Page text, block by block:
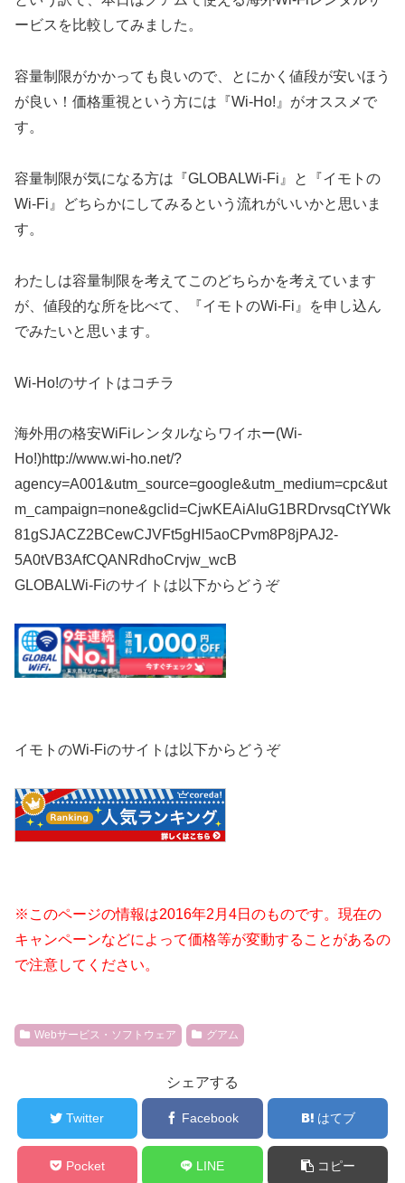
ービスを比較してみました。
容量制限がかかっても良いので、とにかく値段が安いほう
が良い！価格重視という方には『Wi-Ho!』がオススメで
す。
容量制限が気になる方は『GLOBALWi-Fi』と『イモトの
Wi-Fi』どちらかにしてみるという流れがいいかと思いま
す。
わたしは容量制限を考えてこのどちらかを考えています
が、値段的な所を比べて、『イモトのWi-Fi』を申し込ん
でみたいと思います。
Wi-Ho!のサイトはコチラ
海外用の格安WiFiレンタルならワイホー(Wi-
Ho!)http://www.wi-ho.net/?
agency=A001&utm_source=google&utm_medium=cpc&ut
m_campaign=none&gclid=CjwKEAiAluG1BRDrvsqCtYWk
81gSJACZ2BCewCJVFt5gHl5aoCPvm8P8jPAJ2-
5A0tVB3AfCQANRdhoCrvjw_wcB
GLOBALWi-Fiのサイトは以下からどうぞ
イモトのWi-Fiのサイトは以下からどうぞ
※このページの情報は2016年2月4日のものです。現在の
キャンペーンなどによって価格等が変動することがあるの
で注意してください。
Webサービス・ソフトウェア グアム
シェアする
Twitter Facebook はてブ
Pocket LINE コピー